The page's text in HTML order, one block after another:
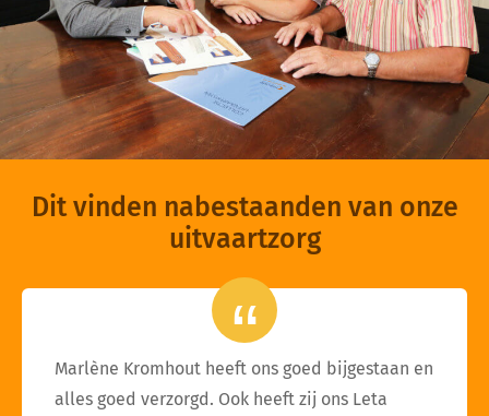
Dit vinden nabestaanden van onze
uitvaartzorg
Marlène Kromhout heeft ons goed bijgestaan en
alles goed verzorgd. Ook heeft zij ons Leta